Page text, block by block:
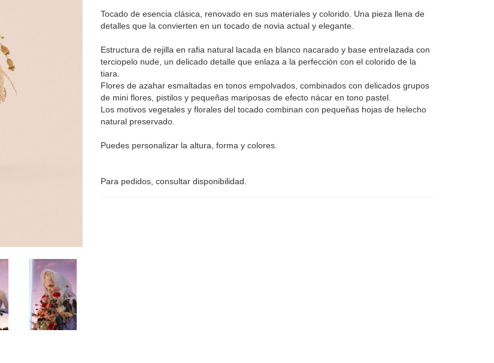
Tocado de esencia clásica, renovado en sus materiales y colorido. Una pieza llena de
detalles que la convierten en un tocado de novia actual y elegante.
Estructura de rejilla en rafia natural lacada en blanco nacarado y base entrelazada con
terciopelo nude, un delicado detalle que enlaza a la perfección con el colorido de la
tiara.
Flores de azahar esmaltadas en tonos empolvados, combinados con delicados grupos
de mini flores, pistilos y pequeñas mariposas de efecto nácar en tono pastel.
Los motivos vegetales y florales del tocado combinan con pequeñas hojas de helecho
natural preservado.
Puedes personalizar la altura, forma y colores.
Para pedidos, consultar disponibilidad.